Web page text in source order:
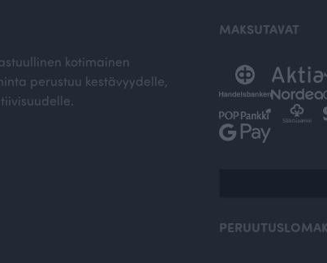
kotimainen
perustuu kestävyydelle,
MAKSUTAVAT